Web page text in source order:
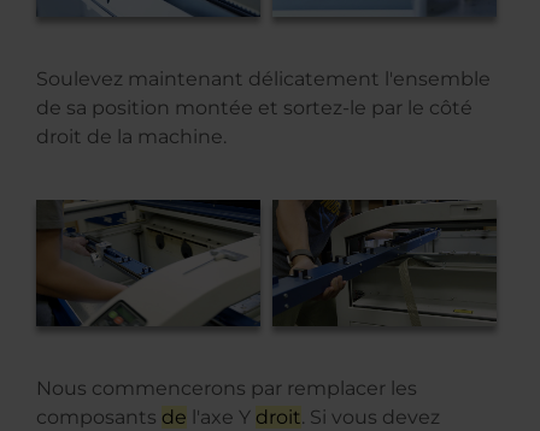
Soulevez maintenant délicatement l'ensemble
de sa position montée et sortez-le par le côté
droit de la machine.
Nous commencerons par remplacer les
composants de l'axe Y droit. Si vous devez